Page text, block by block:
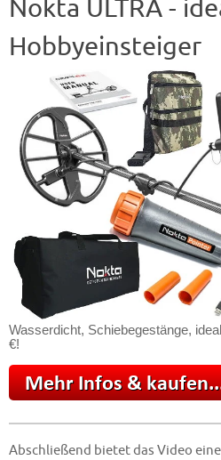
Nokta ULTRA -
Hobbyeinsteiger
Wasserdicht, Schiebegestänge,
€!
Abschließend bietet das Video